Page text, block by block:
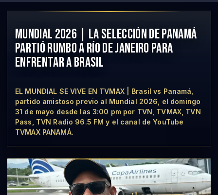
MUNDIAL 2026 | LA SELECCIÓN DE PANAMÁ
PARTIÓ RUMBO A RÍO DE JANEIRO PARA
ENFRENTAR A BRASIL
EL MUNDIAL SE VIVE EN TVMAX | Brasil vs Panamá,
partido amistoso previo al Mundial 2026, el domingo
31 de mayo desde las 3:00 pm por TVN, TVMAX, TVN
Pass, TVN Radio 96.5 FM y el canal de YouTube
TVMAX PANAMÁ.